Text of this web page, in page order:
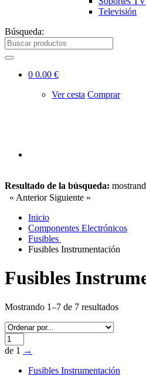
Televisión
Búsqueda:
0 0.00 €
Ver cesta Comprar
Resultado de la búsqueda:
« Anterior Siguiente »
Inicio
Componentes Electrónicos
Fusibles
Fusibles Instrumentación
Fusibles
Mostrando 1–7 de 7 resultados
de 1 →
Fusibles Instrumentación